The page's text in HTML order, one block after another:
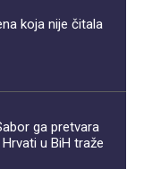
koja nije čitala
ga pretvara
u BiH traže